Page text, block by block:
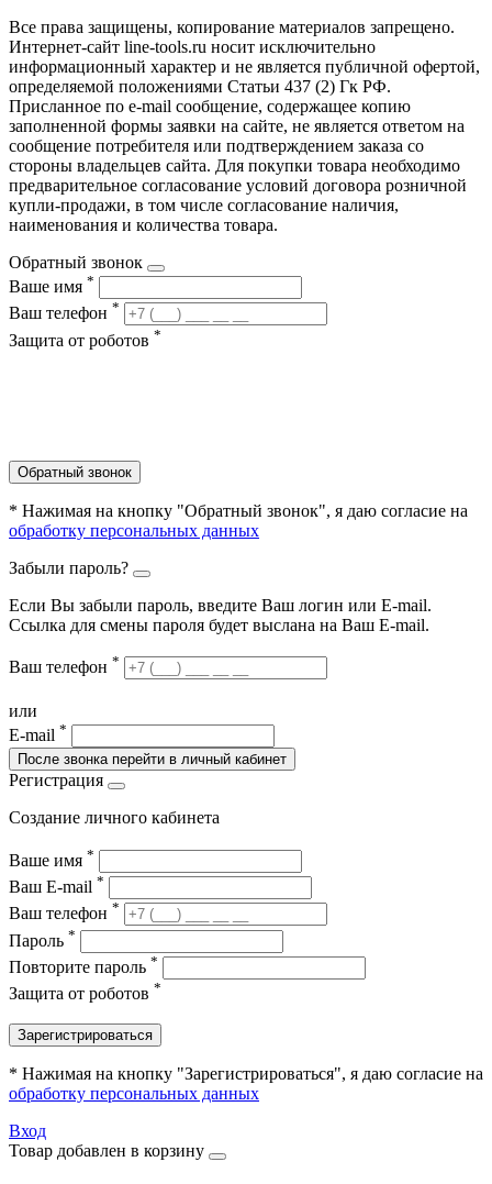
Все права защищены, копирование материалов запрещено.
Интернет-сайт line-tools.ru носит исключительно
информационный характер и не является публичной офертой,
определяемой положениями Статьи 437 (2) Гк РФ.
Присланное по e-mail сообщение, содержащее копию
заполненной формы заявки на сайте, не является ответом на
сообщение потребителя или подтверждением заказа со
стороны владельцев сайта. Для покупки товара необходимо
предварительное согласование условий договора розничной
купли-продажи, в том числе согласование наличия,
наименования и количества товара.
Обратный звонок
Ваше имя *
Ваш телефон *
Защита от роботов *
Обратный звонок
* Нажимая на кнопку "Обратный звонок", я даю согласие на
обработку персональных данных
Забыли пароль?
Если Вы забыли пароль, введите Ваш логин или Е-mail.
Ссылка для смены пароля будет выслана на Ваш E-mail.
Ваш телефон *
или
E-mail *
После звонка перейти в личный кабинет
Регистрация
Создание личного кабинета
Ваше имя *
Ваш E-mail *
Ваш телефон *
Пароль *
Повторите пароль *
Защита от роботов *
Зарегистрироваться
* Нажимая на кнопку "Зарегистрироваться", я даю согласие на
обработку персональных данных
Вход
Товар добавлен в корзину